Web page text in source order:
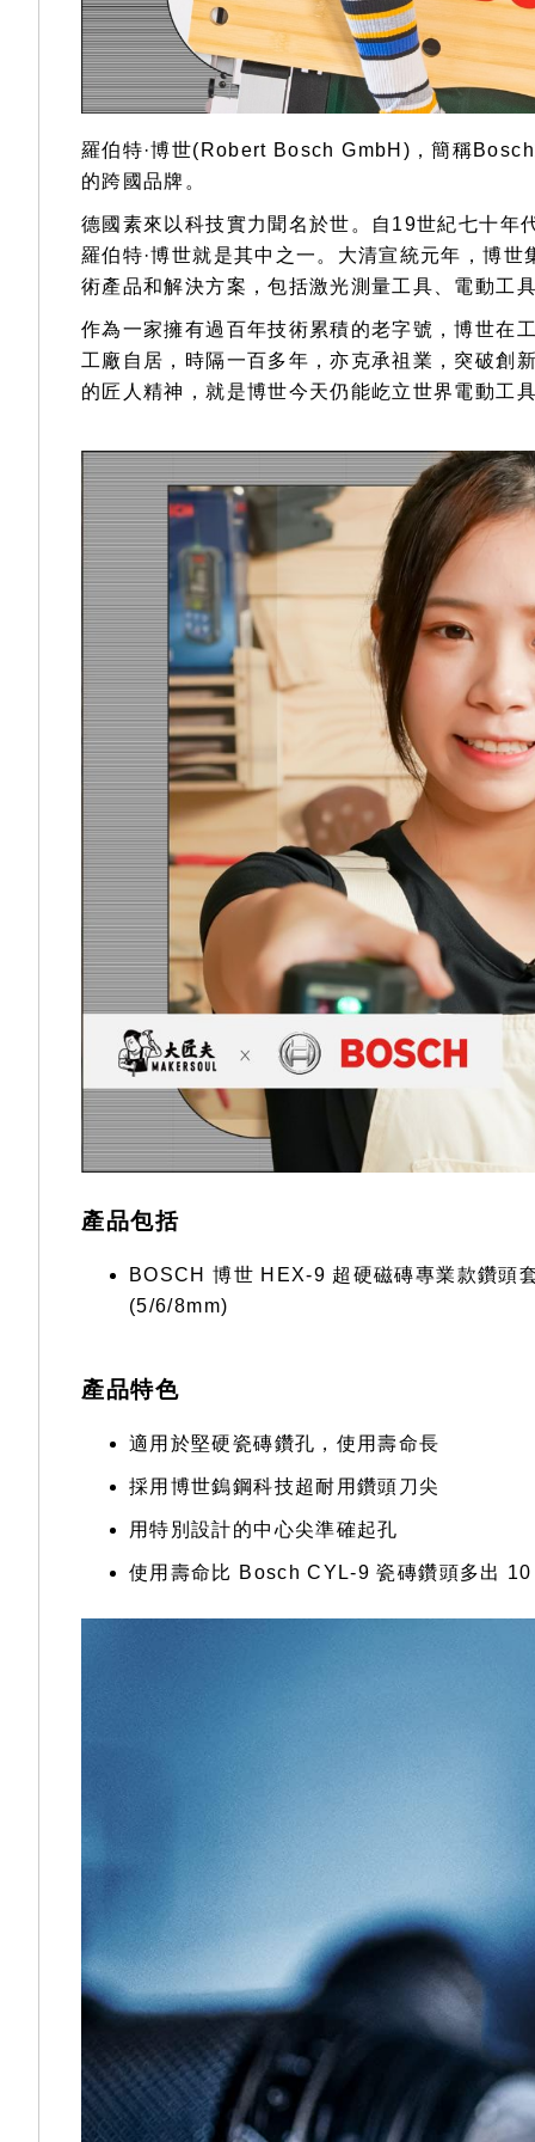
羅伯特·博世(Robert Bosch GmbH)，簡稱
的跨國品牌。
德國素來以科技實力聞名於世。自19世紀七十年
羅伯特·博世就是其中之一。大清宣統元年，博
術產品和解決方案，包括激光測量工具、電動工
作為一家擁有過百年技術累積的老字號，博世在
工廠自居，時隔一百多年，亦克承祖業，突破創
的匠人精神，就是博世今天仍能屹立世界電動工
產品包括
BOSCH 博世 HEX-9 超硬磁磚專業款鑽
(5/6/8mm)
產品特色
適用於堅硬瓷磚鑽孔，使用壽命長
採用博世鎢鋼科技超耐用鑽頭刀尖
用特別設計的中心尖準確起孔
使用壽命比 Bosch CYL-9 瓷磚鑽頭多出 10